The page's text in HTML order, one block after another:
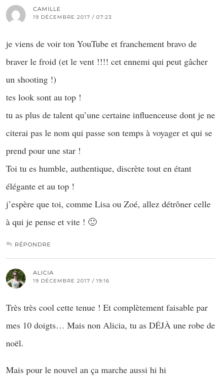
CAMILLE
19 DÉCEMBRE 2017 / 07:23
je viens de voir ton YouTube et franchement bravo de
braver le froid (et le vent !!!! cet ennemi qui peut gâcher
un shooting !)
tes look sont au top !
tu as plus de talent qu’une certaine influenceuse dont je ne
citerai pas le nom qui passe son temps à voyager et qui se
prend pour une star !
Toi tu es humble, authentique, discrète tout en étant
élégante et au top !
j’espère que toi, comme Lisa ou Zoé, allez détrôner celle
à qui je pense et vite ! 🙂
RÉPONDRE
ALICIA
19 DÉCEMBRE 2017 / 19:16
Très très cool cette tenue ! Et complètement faisable par
mes 10 doigts… Mais non Alicia, tu as DÉJÀ une robe de
noël.
Mais pour le nouvel an ça marche aussi hi hi